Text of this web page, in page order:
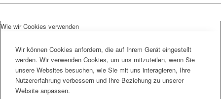
Wie wir Cookies verwenden
Wir können Cookies anfordern, die auf Ihrem Gerät eingestellt
werden. Wir verwenden Cookies, um uns mitzuteilen, wenn Sie
unsere Websites besuchen, wie Sie mit uns interagieren, Ihre
Nutzererfahrung verbessern und Ihre Beziehung zu unserer
Website anpassen.